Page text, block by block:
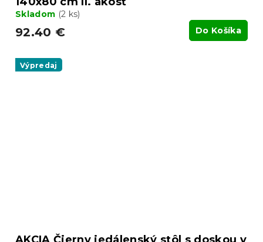
Skladom (2 ks)
92.40 € Do Košíka
Výpredaj